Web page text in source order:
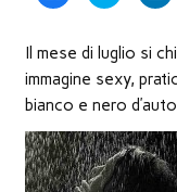
Facebook
apre
in
una
finestra)
su
Twitter
(Si
apre
in
nuova
finestra)
in
Il mese di luglio si
immagine sexy,
bianco e nero